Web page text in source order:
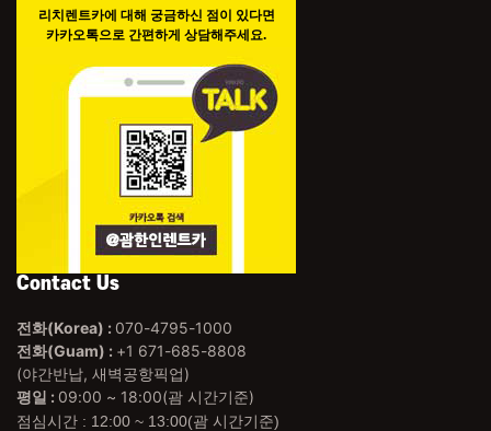
리치렌트카에 대해 궁금하신 점이 있다면
카카오톡으로 간편하게 상담해주세요.
Contact Us
전화(Korea) : 070-4795-1000
전화(Guam) : +1 671-685-8808
(야간반납, 새벽공항픽업)
평일 : 09:00 ~ 18:00(괌 시간기준)
점심시간 : 12:00 ~ 13:00(괌 시간기준)